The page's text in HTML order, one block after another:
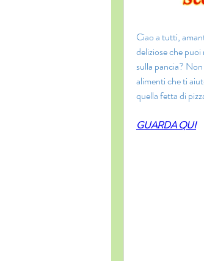
Ciao a tutti,
deliziose che
sulla pancia?
alimenti che ti
quella fetta di
GUARDA QUI